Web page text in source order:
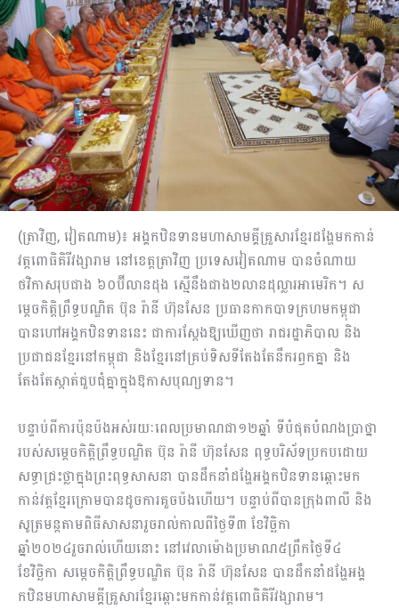
(ត្រាវិញ, វៀតណាម)៖ អង្គកឋិនទានមហាសាមគ្គីគ្រួសារខ្មែរដង្ហែមកកាន់
វត្តពោធិគិរីវង្សារាម នៅ​ខេត្ត​ត្រាវិញ ប្រទេសវៀតណាម បានចំណាយ
ថវិកាសរុបជាង ៦០ប៊ីលានដុង ស្មើនឹងជាង​២លាន​ដុល្លារអាមេរិក។ ស
ម្តេចកិត្តិព្រឹទ្ធបណ្ឌិត ប៊ុន រ៉ានី ហ៊ុនសែន ប្រធានកាកបាទក្រហមកម្ពុជា
បាន​ហៅ​អង្គកឋិនទាននេះ ជាការស្តែងឱ្យឃើញថា រាជរដ្ឋាភិបាល និង
ប្រជាជនខ្មែរនៅកម្ពុជា និងខ្មែរ​នៅ​គ្រប់ទិសទីតែងតែនឹករឭកគ្នា និង
តែងតែស្កាត់ជួបជុំគ្នាក្នុងឱកាសបុណ្យទាន។
បន្ទាប់ពីការប៉ុនប៉ងអស់រយៈពេលប្រមាណជា១២ឆ្នាំ ទីបំផុតបំណងប្រាថ្នា
របស់សម្តេចកិត្តិព្រឹទ្ធ​បណ្ឌិត ប៊ុន រ៉ានី ហ៊ុនសែន ពុទ្ធបរិស័ទប្រកបដោយ
សទ្ធាជ្រះថ្លាក្នុងព្រះពុទ្ធសាសនា បានដឹកនាំ​ដង្ហែអង្គកឋិនទានឆ្ពោះមក
កាន់វត្តខ្មែរក្រោមបានដូចការគួចប៉ងហើយ។ បន្ទាប់ពីបានក្រុងពាលី និង
សូត្រមន្តតាមពិធីសាសនារួចរាល់កាលពីថ្ងៃទី៣ ខែវិច្ឆិកា
ឆ្នាំ២០២៤រួចរាល់ហើយនោះ នៅ​វេលា​ម៉ោងប្រមាណ៥ព្រឹកថ្ងៃទី៤
ខែវិច្ឆិកា សម្តេចកិត្តិព្រឹទ្ធបណ្ឌិត ប៊ុន រ៉ានី ហ៊ុនសែន បានដឹកនាំ​ដង្ហែ​អង្គ
កឋិនមហាសាមគ្គីគ្រួសារខ្មែរឆ្ពោះមកកាន់វត្តពោធិគិរីវង្សារាម។